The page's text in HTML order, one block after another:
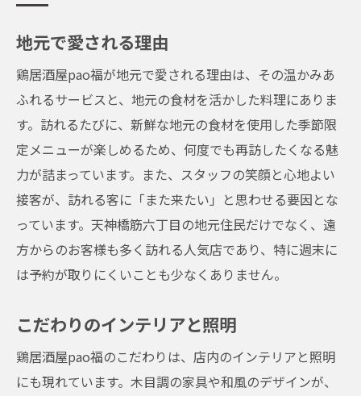
地元で愛される理由
鶏居酒屋pao福が地元で愛される理由は、その温かみあ
ふれるサービスと、地元の食材を活かした料理にありま
す。訪れるたびに、新鮮な地元の食材を使用した季節限
定メニューが楽しめるため、何度でも再訪したくなる魅
力が詰まっています。また、スタッフの笑顔と心地よい
接客が、訪れる客に「また来たい」と思わせる要因とな
っています。天神橋筋六丁目の地元住民だけでなく、遠
方からのお客様も多く訪れる人気店であり、特に週末に
は予約が取りにくいことも少なくありません。
こだわりのインテリアと照明
鶏居酒屋pao福のこだわりは、店内のインテリアと照明
にも現れています。木目調の家具や和風のデザインが、